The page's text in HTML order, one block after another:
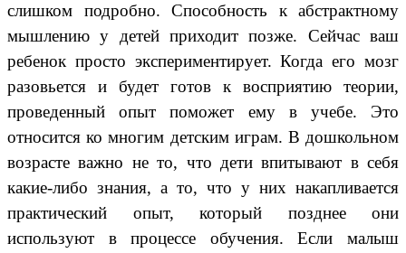
слишком подробно. Способность к абстрактному
мышлению у детей приходит позже. Сейчас ваш
ребенок просто экспериментирует. Когда его мозг
разовьется и будет готов к восприятию теории,
проведенный опыт поможет ему в учебе. Это
относится ко многим детским играм. В дошкольном
возрасте важно не то, что дети впитывают в себя
какие-либо знания, а то, что у них накапливается
практический опыт, который позднее они
используют в процессе обучения. Если малыш